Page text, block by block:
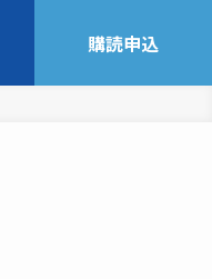
購読申込